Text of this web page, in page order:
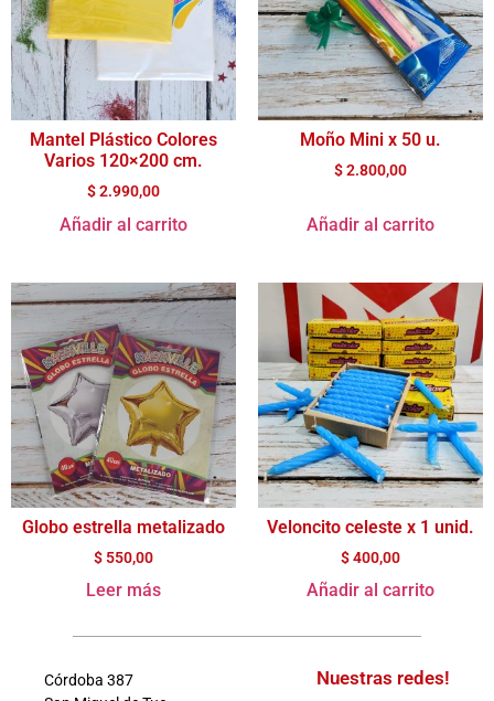
Mantel Plástico Colores
Varios 120×200 cm.
$2.990,00
Añadir al carrito
Moño Mini x 50 u.
$2.800,00
Añadir al carrito
Globo estrella metalizado
$ 550,00
Leer más
Veloncito celeste x 1 unid.
$400,00
Añadir al carrito
Córdoba 387
Nuestras redes!